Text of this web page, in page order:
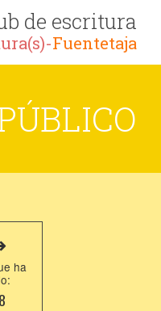
de escritura
Fuentetaja
ha